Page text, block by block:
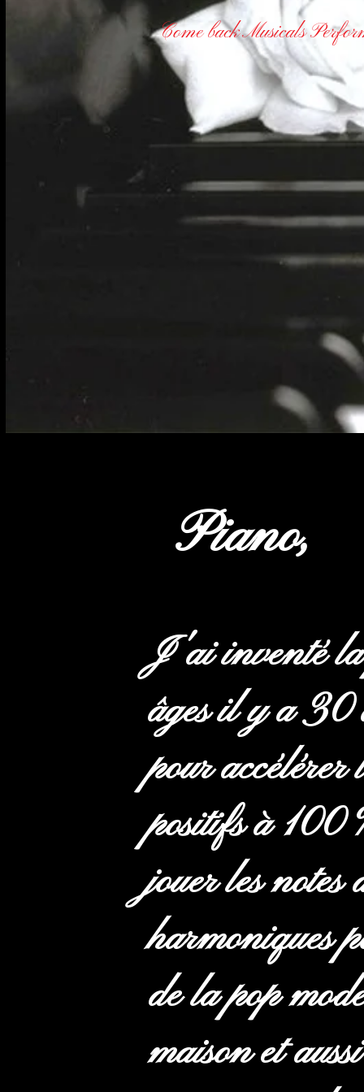
Come back Musicals
Piano,
J'ai inventé la
âges il y a 30
pour accélérer
positifs à 100
jouer les
harmoniques
de la pop
maison et